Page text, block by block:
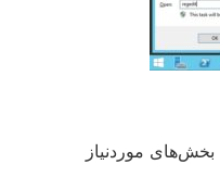
بخش‌های موردنیاز